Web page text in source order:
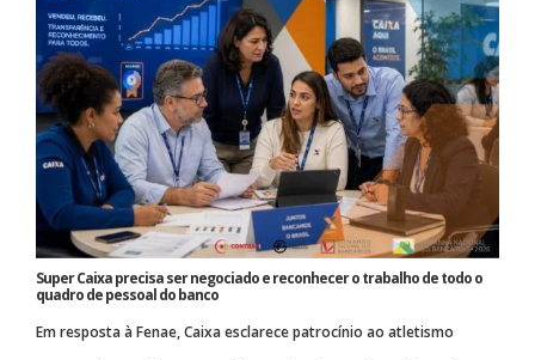
Super Caixa precisa ser negociado e reconhecer o trabalho de todo o
quadro de pessoal do banco
Em resposta à Fenae, Caixa esclarece patrocínio ao atletismo